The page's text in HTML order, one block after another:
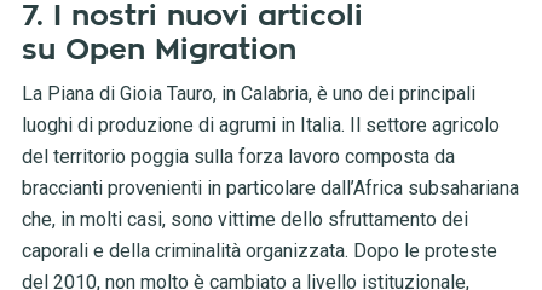
7. I nostri nuovi articoli
su Open Migration
La Piana di Gioia Tauro, in Calabria, è uno dei principali
luoghi di produzione di agrumi in Italia. Il settore agricolo
del territorio poggia sulla forza lavoro composta da
braccianti provenienti in particolare dall’Africa subsahariana
che, in molti casi, sono vittime dello sfruttamento dei
caporali e della criminalità organizzata. Dopo le proteste
del 2010, non molto è cambiato a livello istituzionale,